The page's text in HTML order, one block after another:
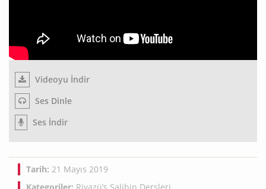
Videoyu İndir
Ses Dinle
Ses İndir
Tarih: 21 Mayıs 2019